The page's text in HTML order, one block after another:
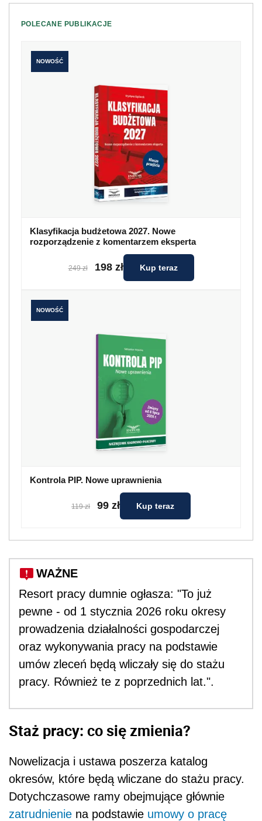
POLECANE PUBLIKACJE
NOWOŚĆ
Klasyfikacja budżetowa 2027. Nowe
rozporządzenie z komentarzem eksperta
249 zł 198 zł Kup teraz
NOWOŚĆ
Kontrola PIP. Nowe uprawnienia
119 zł 99 zł Kup teraz
WAŻNE
Resort pracy dumnie ogłasza: "To już
pewne - od 1 stycznia 2026 roku okresy
prowadzenia działalności gospodarczej
oraz wykonywania pracy na podstawie
umów zleceń będą wliczały się do stażu
pracy. Również te z poprzednich lat.".
Staż pracy: co się zmienia?
Nowelizacja i ustawa poszerza katalog
okresów, które będą wliczane do stażu pracy.
Dotychczasowe ramy obejmujące głównie
zatrudnienie na podstawie umowy o pracę